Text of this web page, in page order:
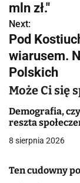
i
g
a
c
j
a
w
p
mln zł."
Next:
Pod
wiarusem.
Polskich
Może Ci się
Demografia,
reszta
8 sierpnia 2026
Ten cudowny